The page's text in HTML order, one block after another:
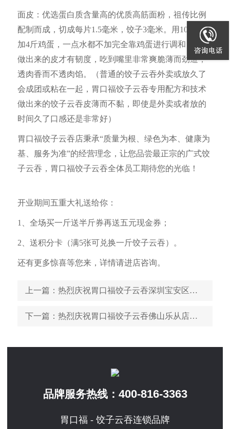
面皮：优选蛋白质含量高的优质高筋面粉，祖传比例
配制而成，切成每片1.5毫米，饺子3毫米。用10斤面粉
加4斤鸡蛋，一点水都不加完全靠鸡蛋进行调和，这样
做出来的皮才有韧度，吃到嘴里非常爽脆薄而劲道，
透肉香而不透肉馅。（普通的饺子云吞外卖或放久了
会成团或粘在一起，胃口福饺子云吞专用配方和技术
做出来的饺子云吞皮薄而不黏，即使是外卖或者放的
时间久了口感还是非常好）
胃口福饺子云吞店秉承“质量为根、绿色为本、健康为
基、服务为准”的经营理念，让您品尝最正宗的广式饺
子云吞，胃口福饺子云吞全体员工期待您的光临！
开业期间五重大礼送给你：
1、全场买一斤送半斤券再送五元现金券；
2、送积分卡（满5张可兑换一斤饺子云吞）。
还有更多惊喜等您来，详情请进店咨询。
上一篇 ：热烈庆祝胃口福饺子云吞深圳宝安区温馨路顺利开业
下一篇 ：热烈庆祝胃口福饺子云吞佛山乐从店顺利开业
品牌服务热线： 400-816-3363
胃口福 - 饺子云吞连锁品牌